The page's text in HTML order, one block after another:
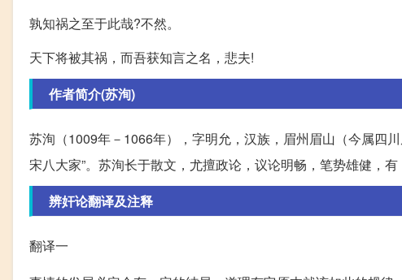
孰知祸之至于此哉?不然。
天下将被其祸，而吾获知言之名，悲夫!
作者简介(苏洵)
苏洵（1009年－1066年），字明允，汉族，眉州眉山（今属四
宋八大家”。苏洵长于散文，尤擅政论，议论明畅，笔势雄健，有
辨奸论翻译及注释
翻译一